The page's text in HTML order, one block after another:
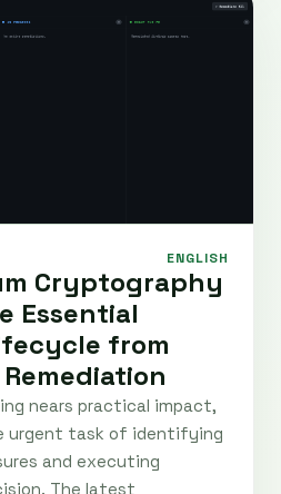
ENGLISH
Cryptography
Essential
from
nears practical impact,
urgent task of identifying
and executing
The latest